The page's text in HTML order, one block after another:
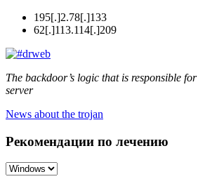
195[.]2.78[.]133
62[.]113.114[.]209
The backdoor’s logic that is responsible
server
News about the trojan
Рекомендации по лечению